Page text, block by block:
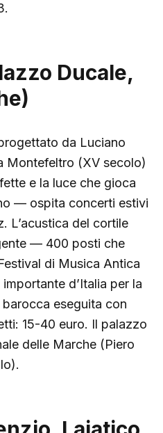
Ducale,
da Luciano
Montefeltro (XV secolo)
e la luce che gioca
— ospita concerti estivi
L’acustica del cortile
— 400 posti che
di Musica Antica
d’Italia per la
eseguita con
15-40 euro. Il palazzo
delle Marche (Piero